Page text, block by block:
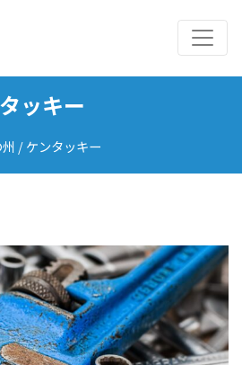
ッキー
州 / ケンタッキー